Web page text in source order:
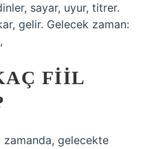
sayar, uyur, titrer.
gelir. Gelecek zaman:
FIIL
gelecekte